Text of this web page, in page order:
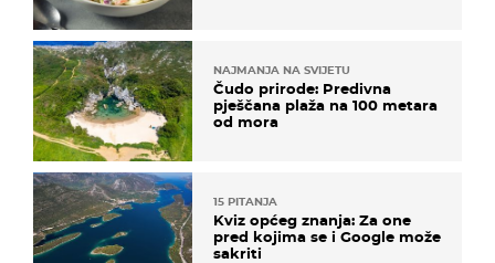
NAJMANJA NA SVIJETU
Čudo prirode: Predivna
pješčana plaža na 100 metara
od mora
15 PITANJA
Kviz općeg znanja: Za one
pred kojima se i Google može
sakriti